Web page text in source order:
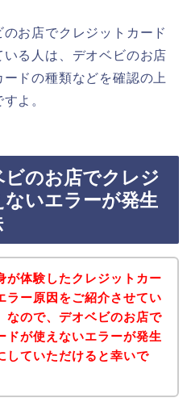
お店でクレジットカード
る人は、デオベビのお店
ドの種類などを確認の上
よ。
ビのお店でクレジ
いエラーが発生
が体験したクレジットカー
ラー原因をご紹介させてい
なので、デオベビのお店で
ドが使えないエラーが発生
していただけると幸いで